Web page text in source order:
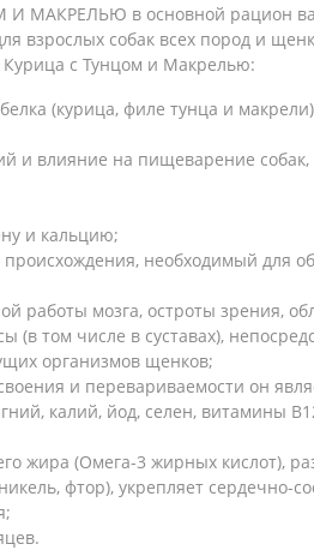
в основной рацион
взрослых собак всех пород и
с Тунцом и Макрелью:
(курица, филе тунца и
и влияние на пищеварение
и кальцию;
необходимый для
работы мозга, остроты зрения,
(в том числе в суставах),
организмов щенков;
и перевариваемости он
калий, йод, селен, витамины
жира (Омега-3 жирных кислот),
фтор), укрепляет сердечно-